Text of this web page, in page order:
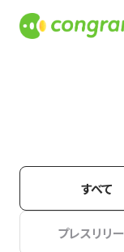
すべて
プレスリリ